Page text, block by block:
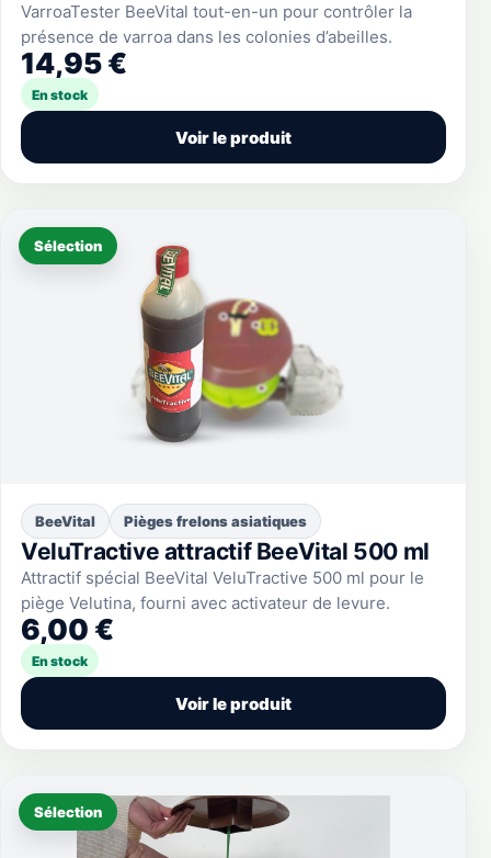
VarroaTester BeeVital tout-en-un pour contrôler la
présence de varroa dans les colonies d’abeilles.
14,95 €
En stock
Voir le produit
Sélection
BeeVital Pièges frelons asiatiques
VeluTractive attractif BeeVital 500 ml
Attractif spécial BeeVital VeluTractive 500 ml pour le
piège Velutina, fourni avec activateur de levure.
6,00 €
En stock
Voir le produit
Sélection